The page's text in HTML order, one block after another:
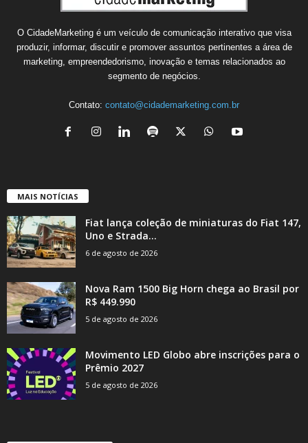
O CidadeMarketing é um veículo de comunicação interativo que visa
produzir, informar, discutir e promover assuntos pertinentes a área de
marketing, empreendedorismo, inovação e temas relacionados ao
segmento de negócios.
Contato: contato@cidademarketing.com.br
MAIS NOTÍCIAS
Fiat lança coleção de miniaturas do Fiat 147,
Uno e Strada...
6 de agosto de 2026
Nova Ram 1500 Big Horn chega ao Brasil por
R$ 449.990
5 de agosto de 2026
Movimento LED Globo abre inscrições para o
Prêmio 2027
5 de agosto de 2026